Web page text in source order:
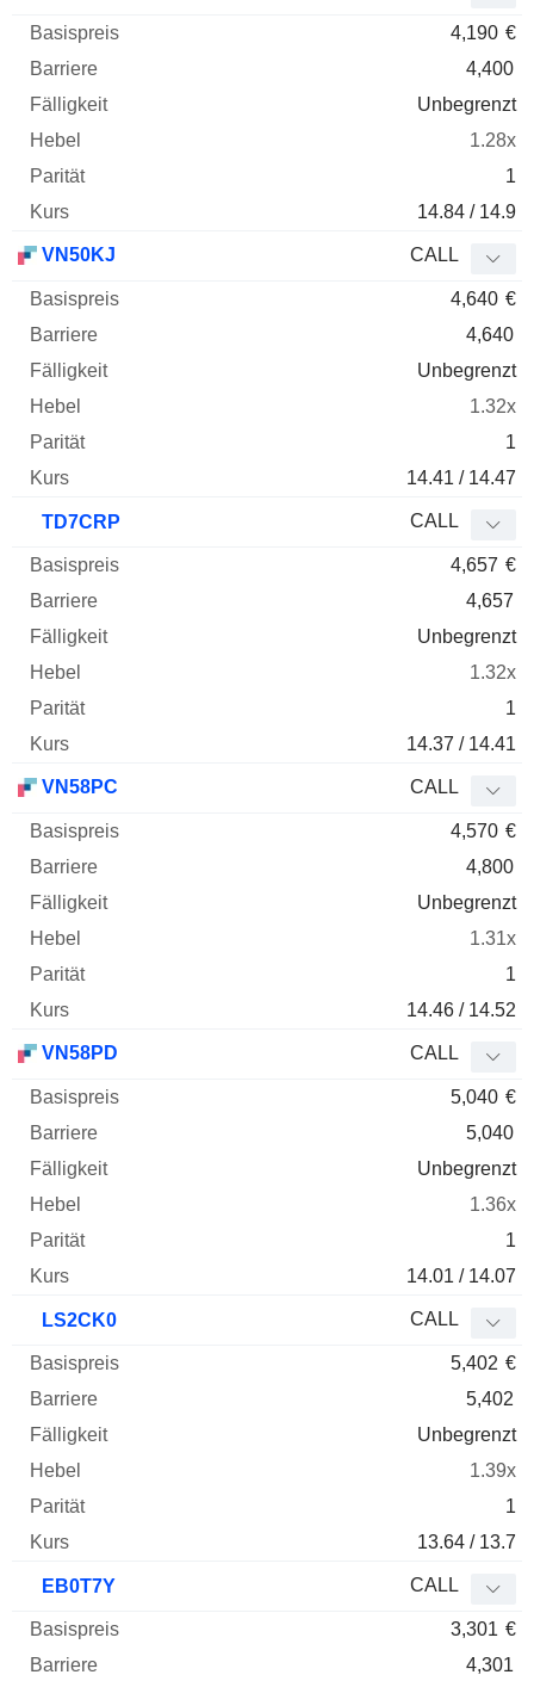
4,190 €
4,400
Unbegrenzt
1.28x
1
14.84 / 14.9
VN50KJ CALL
4,640 €
4,640
Unbegrenzt
1.32x
1
14.41 / 14.47
TD7CRP CALL
4,657 €
4,657
Unbegrenzt
1.32x
1
14.37 / 14.41
VN58PC CALL
4,570 €
4,800
Unbegrenzt
1.31x
1
14.46 / 14.52
VN58PD CALL
5,040 €
5,040
Unbegrenzt
1.36x
1
14.01 / 14.07
LS2CK0 CALL
5,402 €
5,402
Unbegrenzt
1.39x
1
13.64 / 13.7
EB0T7Y CALL
3,301 €
4,301